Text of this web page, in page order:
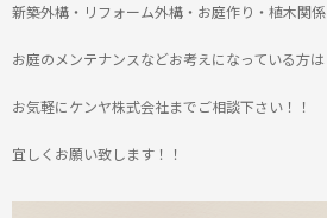
新築外構・リフォーム外構・お庭作り・植木関係
お庭のメンテナンスなどお考えになっている方は
お気軽にケンヤ株式会社までご相談下さい！！
宜しくお願い致します！！